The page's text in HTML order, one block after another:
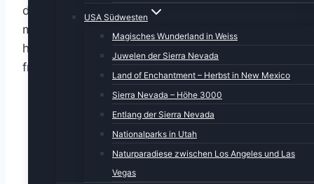
USA Südwesten
Magisches Wunderland in Weiss
Juwelen der Sierra Nevada
Land of Enchantment – Herbst in New Mexico
Sierra Nevada – Höhe 3000
Entlang der Sierra Nevada
Nationalparks in Utah
Naturparadiese zwischen Los Angeles und Las
Vegas
das leckere Frühstück genießen. Schauen wir
mal, was heute die Speisekarte vorsieht –
hoffentlich nichts, was man erst mit Eispickel
freilegen muss.